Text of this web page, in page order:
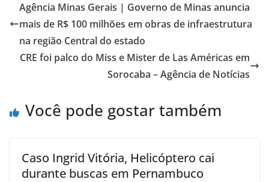
Agência Minas Gerais | Governo de Minas anuncia
mais de R$ 100 milhões em obras de infraestrutura
na região Central do estado
CRE foi palco do Miss e Mister de Las Américas em
Sorocaba – Agência de Notícias
Você pode gostar também
Caso Ingrid Vitória, Helicóptero cai
durante buscas em Pernambuco